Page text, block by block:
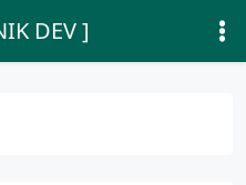
DEV ]